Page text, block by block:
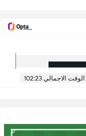
الوقت الاجمالي 102:23